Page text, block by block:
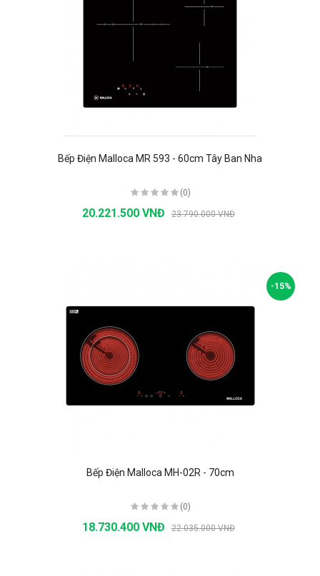
Bếp Điện Malloca MR 593 - 60cm Tây Ban Nha
(0)
20.221.500 VNĐ 23.790.000 VNĐ
-15%
Bếp Điện Malloca MH-02R - 70cm
(0)
18.730.400 VNĐ 22.035.000 VNĐ